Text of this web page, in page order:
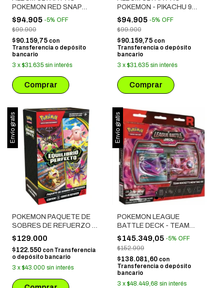
POKEMON RED SNAP
PREMIUM
$94.905 -5% OFF
$99.900
$90.159,75 con
Transferencia o depósito
bancario
3 x $31.635 sin interés
POKEMON - PIKACHU 9
BOLSILLOS
$94.905 -5% OFF
$99.900
$90.159,75 con
Transferencia o depósito
bancario
3 x $31.635 sin interés
Envío gratis
POKEMON PAQUETE DE
SOBRES DE REFUERZO -
MEGAEVOLUCION:
EQUILIBRIO PERFECTO
$129.000
$122.550 con Transferencia
o depósito bancario
3 x $43.000 sin interés
Envío gratis
POKEMON LEAGUE
BATTLE DECK - TEAM
ROCKET'S MEWTWO EX
$145.349,05 -5% OFF
$152.999
$138.081,60 con
Transferencia o depósito
bancario
3 x $48.449,68 sin interés